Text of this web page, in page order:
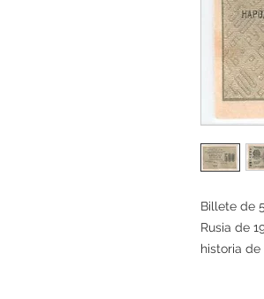
Billete de
Rusia de
historia de